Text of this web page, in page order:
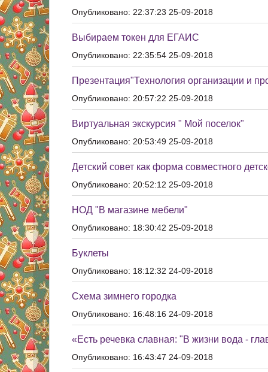
Опубликовано: 22:37:23 25-09-2018
Выбираем токен для ЕГАИС
Опубликовано: 22:35:54 25-09-2018
Презентация"Технология организации и
Опубликовано: 20:57:22 25-09-2018
Виртуальная экскурсия " Мой поселок"
Опубликовано: 20:53:49 25-09-2018
Детский совет как форма совместного
Опубликовано: 20:52:12 25-09-2018
НОД "В магазине мебели"
Опубликовано: 18:30:42 25-09-2018
Буклеты
Опубликовано: 18:12:32 24-09-2018
Схема зимнего городка
Опубликовано: 16:48:16 24-09-2018
«Есть речевка славная: "В жизни вода -
Опубликовано: 16:43:47 24-09-2018